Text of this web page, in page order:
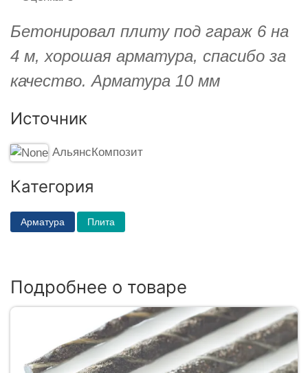
Бетонировал плиту под гараж 6 на
4 м, хорошая арматура, спасибо за
качество. Арматура 10 мм
Источник
АльянсКомпозит
Категория
Арматура Плита
Подробнее о товаре